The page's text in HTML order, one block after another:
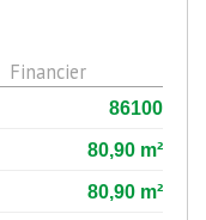
Financier
86100
80,90 m²
80,90 m²